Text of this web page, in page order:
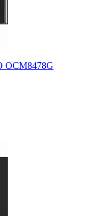
OCM8478G